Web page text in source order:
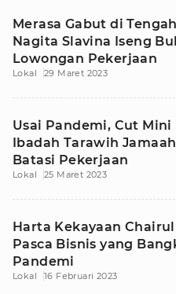
Merasa Gabut di
Nagita Slavina Iseng
Lowongan Pekerjaan
Lokal 29 Maret 2023
Usai Pandemi, Cut Mini
Ibadah Tarawih
Batasi Pekerjaan
Lokal 25 Maret 2023
Harta Kekayaan
Pasca Bisnis yang
Pandemi
Lokal 16 Februari 2023